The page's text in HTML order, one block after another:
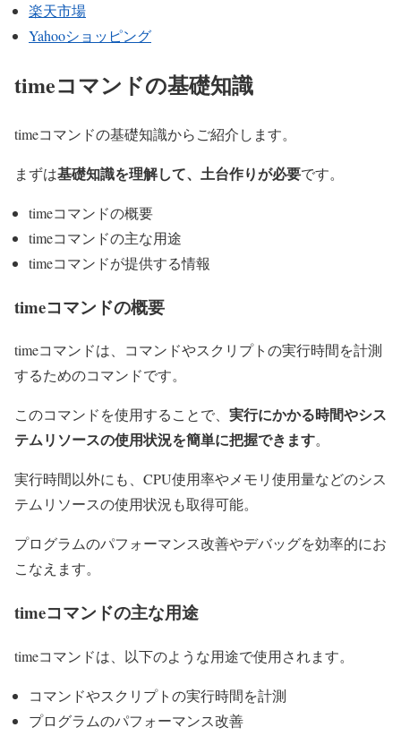
楽天市場
Yahooショッピング
timeコマンドの基礎知識
timeコマンドの基礎知識からご紹介します。
まずは基礎知識を理解して、土台作りが必要です。
timeコマンドの概要
timeコマンドの主な用途
timeコマンドが提供する情報
timeコマンドの概要
timeコマンドは、コマンドやスクリプトの実行時間を計測
するためのコマンドです。
このコマンドを使用することで、 実行にかかる時間やシス
テムリソースの使用状況を簡単に把握できます。
実行時間以外にも、CPU使用率やメモリ使用量などのシス
テムリソースの使用状況も取得可能。
プログラムのパフォーマンス改善やデバッグを効率的にお
こなえます。
timeコマンドの主な用途
timeコマンドは、以下のような用途で使用されます。
コマンドやスクリプトの実行時間を計測
プログラムのパフォーマンス改善